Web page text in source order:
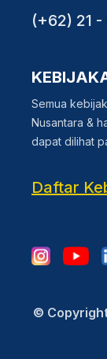
(+62) 21
Semua
Nusantara &
dapat dilihat
Daftar
©